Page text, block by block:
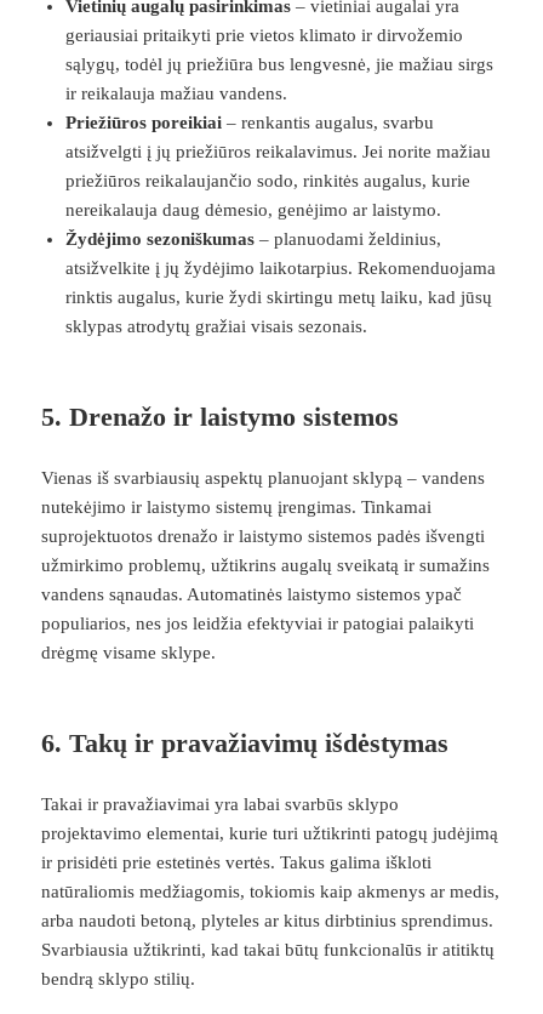
Vietinių augalų pasirinkimas – vietiniai augalai yra
geriausiai pritaikyti prie vietos klimato ir dirvožemio
sąlygų, todėl jų priežiūra bus lengvesnė, jie mažiau sirgs
ir reikalauja mažiau vandens.
Priežiūros poreikiai – renkantis augalus, svarbu
atsižvelgti į jų priežiūros reikalavimus. Jei norite mažiau
priežiūros reikalaujančio sodo, rinkitės augalus, kurie
nereikalauja daug dėmesio, genėjimo ar laistymo.
Žydėjimo sezoniškumas – planuodami želdinius,
atsižvelkite į jų žydėjimo laikotarpius. Rekomenduojama
rinktis augalus, kurie žydi skirtingu metų laiku, kad jūsų
sklypas atrodytų gražiai visais sezonais.
5.Drenažo ir laistymo sistemos
Vienas iš svarbiausių aspektų planuojant sklypą – vandens
nutekėjimo ir laistymo sistemų įrengimas. Tinkamai
suprojektuotos drenažo ir laistymo sistemos padės išvengti
užmirkimo problemų, užtikrins augalų sveikatą ir sumažins
vandens sąnaudas. Automatinės laistymo sistemos ypač
populiarios, nes jos leidžia efektyviai ir patogiai palaikyti
drėgmę visame sklype.
6.Takų ir pravažiavimų išdėstymas
Takai ir pravažiavimai yra labai svarbūs sklypo
projektavimo elementai, kurie turi užtikrinti patogų judėjimą
ir prisidėti prie estetinės vertės. Takus galima iškloti
natūraliomis medžiagomis, tokiomis kaip akmenys ar medis,
arba naudoti betoną, plyteles ar kitus dirbtinius sprendimus.
Svarbiausia užtikrinti, kad takai būtų funkcionalūs ir atitiktų
bendrą sklypo stilių.